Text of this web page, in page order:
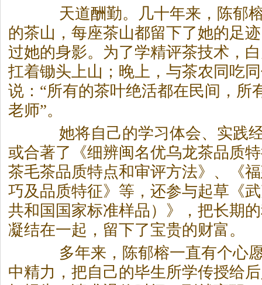
天道酬勤。几十年来，陈郁榕
的茶山，每座茶山都留下了她的足
过她的身影。为了学精评茶技术，
扛着锄头上山；晚上，与茶农同吃
说：“所有的茶叶绝活都在民间，所
老师”。
她将自己的学习体会、实践经
或合著了《细辨闽名优乌龙茶品质
茶毛茶品质特点和审评方法》、《
巧及品质特征》等，还参与起草《
共和国国家标准样品）》，把长期
凝结在一起，留下了宝贵的财富。
多年来，陈郁榕一直有个心愿
中精力，把自己的毕生所学传授给